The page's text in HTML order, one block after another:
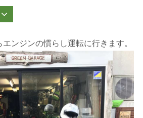
ンジンの慣らし運転に行きます。